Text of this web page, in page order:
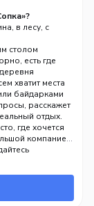
в лесу, с
столом
есть где
хватит места
байдарками
расскажет
отдых.
где хочется
компанией,
или праздники